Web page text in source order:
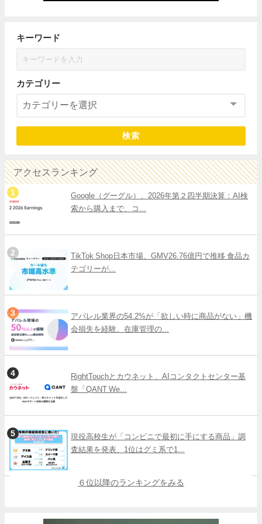
キーワード
カテゴリー
検索
アクセスランキング
Google（グーグル）、2026年第２四半期決算：AI検
索から購入まで、コ...
TikTok Shop日本市場、GMV26.76億円で推移 食品カ
テゴリーが...
アパレル業界の54.2%が「欲しい時に商品がない」機
会損失を経験、在庫管理の...
RightTouchとカウネット、AIコンタクトセンター基
盤「QANT We...
現役高校生が「コンビニで最初に手にする商品」調
査結果を発表、1位はグミ系で1...
６位以降のランキングをみる